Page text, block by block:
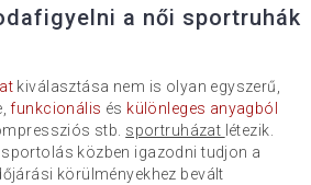
a női sportruhák
kiválasztása nem is olyan egyszerű,
funkcionális és különleges anyagból
stb. sportruházat létezik.
közben igazodni tudjon a
körülményekhez bevált